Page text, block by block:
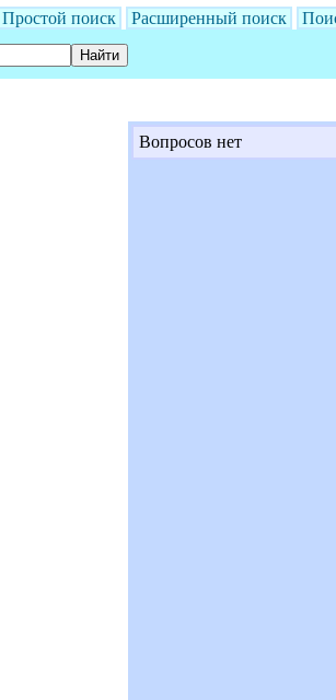
Простой поиск Расширенный поиск
Вопросов нет